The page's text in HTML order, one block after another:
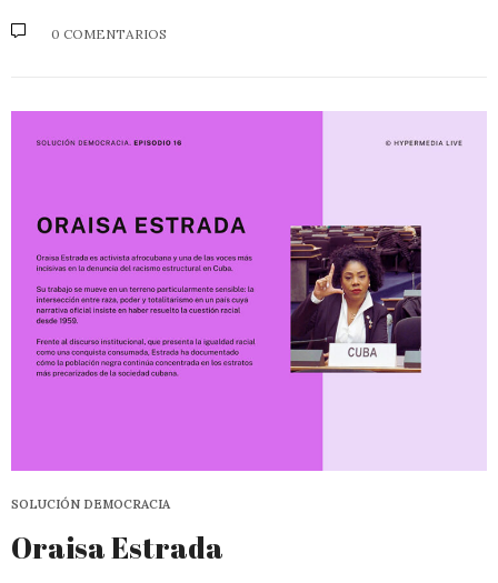
0 COMENTARIOS
SOLUCIÓN DEMOCRACIA
Oraisa Estrada